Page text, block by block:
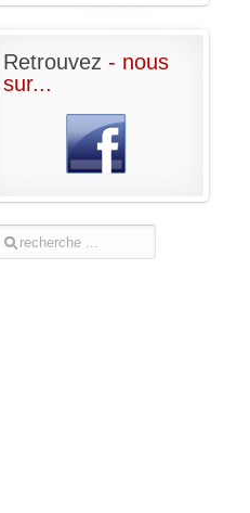
Retrouvez - nous
sur...